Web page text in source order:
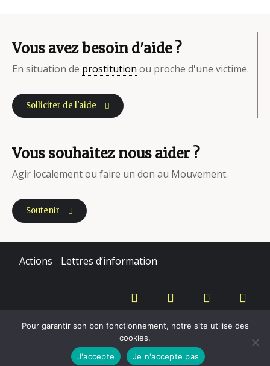
Vous avez besoin d'aide ?
En situation de prostitution ou proche d'une victime.
Solliciter de l'aide
Vous souhaitez nous aider ?
Agir localement ou faire un don au Mouvement.
Soutenir
Actions Lettres d’information
Copyright - Mouvement du Nid - 2020
Mentions légales
Pour garantir son bon fonctionnement, notre site utilise des
cookies.
J'accepte
Je n'accepte pas